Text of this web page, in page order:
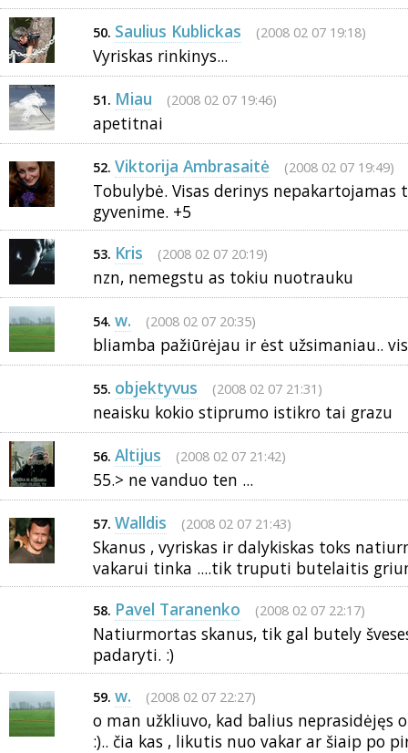
50. Saulius Kublickas (2008 02 07 19:18)
Vyriskas rinkinys...
51. Miau (2008 02 07 19:46)
apetitnai
52. Viktorija Ambrasaitė (2008 02 07 19:49)
Tobulybė. Visas derinys
gyvenime. +5
53. Kris (2008 02 07 20:19)
nzn, nemegstu as tokiu nuotrauku
54. w. (2008 02 07 20:35)
bliamba pažiūrėjau ir ėst užsimaniau..
55. objektyvus (2008 02 07 21:31)
neaisku kokio stiprumo istikro tai grazu
56. Altijus (2008 02 07 21:42)
55.> ne vanduo ten ...
57. Walldis (2008 02 07 21:43)
Skanus , vyriskas ir dalykiskas toks
vakarui tinka ....tik truputi butelaitis
58. Pavel Taranenko (2008 02 07 22:17)
Natiurmortas skanus, tik gal butely
padaryti. :)
59. w. (2008 02 07 22:27)
o man užkliuvo, kad balius neprasidėjęs
:).. čia kas , likutis nuo vakar ar šiaip po